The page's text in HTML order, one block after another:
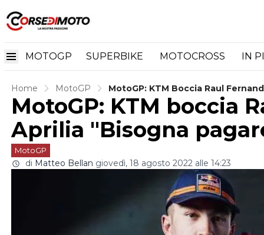
MOTOGP SUPERBIKE MOTOCROSS IN
Home MotoGP MotoGP: KTM Boccia Raul
MotoGP: KTM boccia
Aprilia "Bisogna
MotoGP
di Matteo Bellan giovedì, 18 agosto 2022 alle 14:23